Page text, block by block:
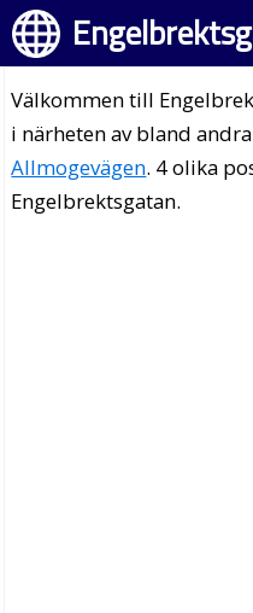
Välkommen till
i närheten av bland
Allmogevägen. 4 olika
Engelbrektsgatan.